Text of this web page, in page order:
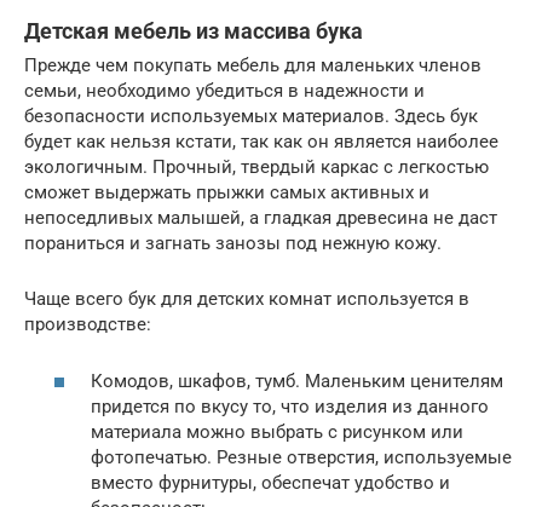
Детская мебель из массива бука
Прежде чем покупать мебель для маленьких членов
семьи, необходимо убедиться в надежности и
безопасности используемых материалов. Здесь бук
будет как нельзя кстати, так как он является наиболее
экологичным. Прочный, твердый каркас с легкостью
сможет выдержать прыжки самых активных и
непоседливых малышей, а гладкая древесина не даст
пораниться и загнать занозы под нежную кожу.
Чаще всего бук для детских комнат используется в
производстве:
Комодов, шкафов, тумб. Маленьким ценителям
придется по вкусу то, что изделия из данного
материала можно выбрать с рисунком или
фотопечатью. Резные отверстия, используемые
вместо фурнитуры, обеспечат удобство и